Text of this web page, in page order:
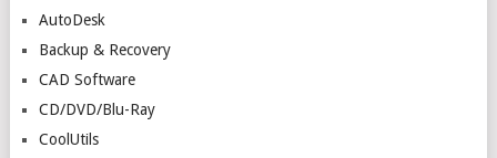
AutoDesk
Backup & Recovery
CAD Software
CD/DVD/Blu-Ray
CoolUtils